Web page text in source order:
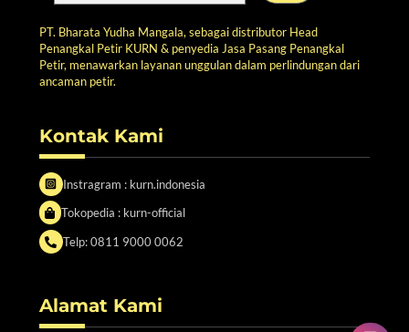
PT. Bharata Yudha Mangala, sebagai distributor Head
Penangkal Petir KURN & penyedia Jasa Pasang Penangkal
Petir, menawarkan layanan unggulan dalam perlindungan dari
ancaman petir.
Kontak Kami
Instragram : kurn.indonesia
Tokopedia : kurn-official
Telp: 0811 9000 0062
Alamat Kami